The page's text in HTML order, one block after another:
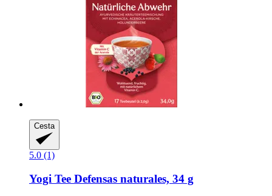
Cesta
5.0 (1)
Yogi Tee Defensas naturales, 34 g